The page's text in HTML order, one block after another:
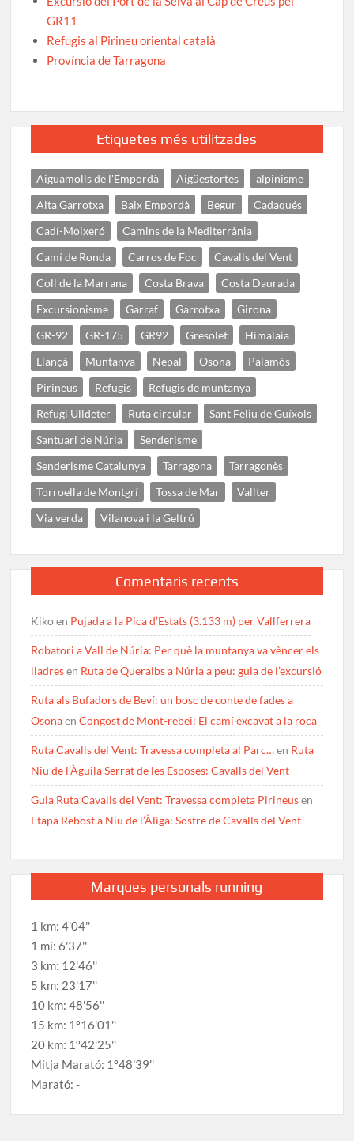
GR11
Refugis al Pirineu oriental català
Província de Tarragona
Etiquetes més utilitzades
Aiguamolls de l'Empordà Aigüestortes
alpinisme
Alta Garrotxa
Baix Empordà Begur
Cadaqués
Cadí-Moixeró
Camins de la Mediterrània
Camí de Ronda
Carros de Foc
Cavalls del Vent
Coll de la Marrana
Costa Brava
Costa Daurada
Excursionisme
Garraf Garrotxa
Girona
GR-92
GR-175 GR92 Gresolet
Himalaia
Llançà
Muntanya Nepal Osona
Palamós
Pirineus
Refugis
Refugis de muntanya
Refugi Ulldeter
Ruta circular
Sant Feliu de Guíxols
Santuari de Núria
Senderisme
Senderisme Catalunya
Tarragona
Tarragonès
Torroella de Montgrí
Tossa de Mar
Vallter
Via verda
Vilanova i la Geltrú
Comentaris recents
Kikoen Pujada a la Pica d’Estats (3.133 m) per Vallferrera
Robatori a Vall de Núria: Per què la muntanya va vèncer els
lladresen Ruta de Queralbs a Núria a peu: guia de l’excursió
Ruta als Bufadors de Beví: un bosc de conte de fades a
OsonaenCongost de Mont-rebei: El camí excavat a la roca
Ruta Cavalls del Vent: Travessa completa al Parc…en Ruta
Niu de l’Àguila Serrat de les Esposes: Cavalls del Vent
Guia Ruta Cavalls del Vent: Travessa completa Pirineusen
Etapa Rebost a Niu de l’Àliga: Sostre de Cavalls del Vent
Marques personals running
1 km: 4'04''
1 mi: 6'37''
3 km: 12'46''
5 km: 23'17''
10 km: 48'56''
15 km: 1º16'01''
20 km: 1º42'25''
Mitja Marató: 1º48'39''
Marató: -